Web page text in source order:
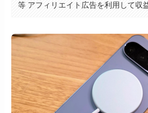
等 アフィリエイト広告を利用して収